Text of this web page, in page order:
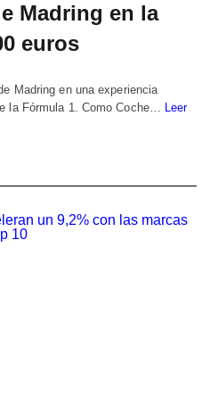
Madring en la
euros
Madring en una experiencia
la Fórmula 1. Como Coche… Leer